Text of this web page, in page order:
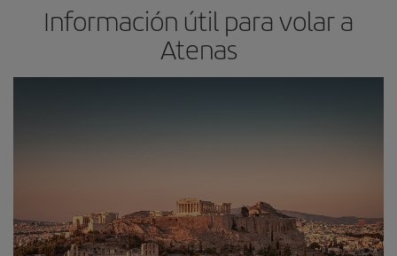
Información útil para volar a
Atenas